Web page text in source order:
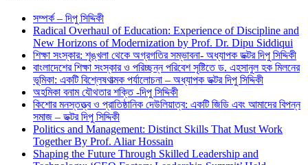
সম্পর্ক – দিপু সিদ্দিকী
Radical Overhaul of Education: Experience of Discipline and
New Horizons of Modernization by Prof. Dr. Dipu Siddiqui
শিক্ষা সংস্কার: শৃঙ্খলা থেকে অগ্রগতির সম্ভাবনা- অধ্যাপক ডক্টর দিপু সিদ্দিকী
বাংলাদেশের শিক্ষা সংস্কার ও পরিচ্ছন্ন পরিবেশ সৃষ্টিতে ড. এহসানুল হক মিলনের
ভূমিকা: একটি বিশ্লেষণাত্মক পর্যালোচনা – অধ্যাপক ডক্টর দিপু সিদ্দিকী
অহমিকা বনাম যৌথতার শক্তি -দিপু সিদ্দিকী
কিশোর মনস্তত্ত্ব ও প্রাতিষ্ঠানিক দেউলিয়াত্ব: একটি জিডি এবং আমাদের বিপন্ন
সমাজ – ডক্টর দিপু সিদ্দিকী
Politics and Management: Distinct Skills That Must Work
Together By Prof. Aliar Hossain
Shaping the Future Through Skilled Leadership and